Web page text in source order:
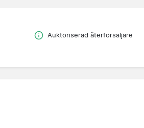
Auktoriserad återförsäljare